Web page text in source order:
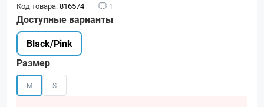
Код товара:816574 1
Доступные варианты
Black/Pink
Размер
M S